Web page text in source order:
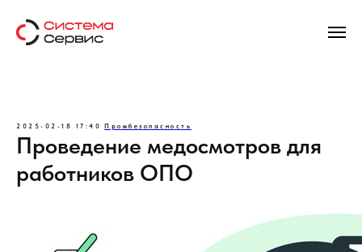
2025-02-18 17:40 Промбезопасность
Проведение медосмотров для
работников ОПО